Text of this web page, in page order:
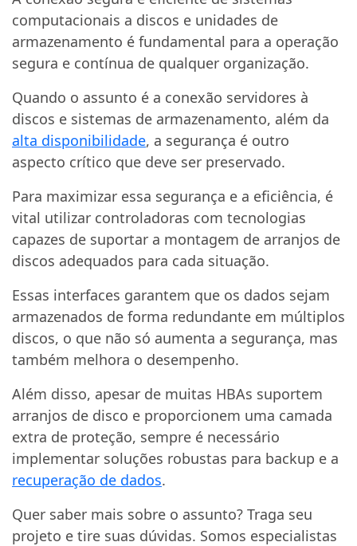
computacionais a discos e unidades de
armazenamento é fundamental para a operação
segura e contínua de qualquer organização.
Quando o assunto é a conexão servidores à
discos e sistemas de armazenamento, além da
alta disponibilidade, a segurança é outro
aspecto crítico que deve ser preservado.
Para maximizar essa segurança e a eficiência, é
vital utilizar controladoras com tecnologias
capazes de suportar a montagem de arranjos de
discos adequados para cada situação.
Essas interfaces garantem que os dados sejam
armazenados de forma redundante em múltiplos
discos, o que não só aumenta a segurança, mas
também melhora o desempenho.
Além disso, apesar de muitas HBAs suportem
arranjos de disco e proporcionem uma camada
extra de proteção, sempre é necessário
implementar soluções robustas para backup e a
recuperação de dados.
Quer saber mais sobre o assunto? Traga seu
projeto e tire suas dúvidas. Somos especialistas